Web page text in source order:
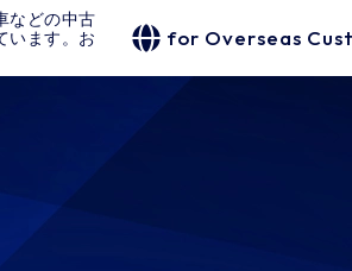
などの中古
います。お
for Overseas